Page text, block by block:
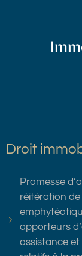
Droit
Promesse
réitération
apporteurs
assistance